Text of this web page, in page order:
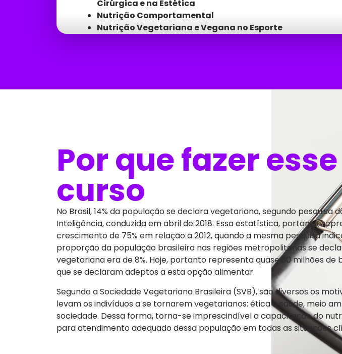
Cirúrgica e na Estética
Nutrição Comportamental
Nutrição Vegetariana e Vegana no Esporte
Adolescência
Ayurvena no Vegetarianismo/Veganismo
Nutrigenética e Nutrigenômica
Imunologia
Gastronomia Vegetariana e Vegana
Nutrição Vegetariana e Vegana no Envelhecimento e
Mulher
Estudo de Caso
Metodologia da Pesquisa
Esse Curso de Pós-graduação não possui Trabalho de
Curso conforme resolução do Ministério da Educação (1/
publicada em 06/04/2018
Por que fazer esse
curso
No Brasil, 14% da população se declara vegetariana, segundo pesquisa
Inteligência, conduzida em abril de 2018. Essa estatística, portanto,
crescimento de 75% em relação a 2012, quando a mesma pesquisa
proporção da população brasileira nas regiões metropolitanas se
vegetariana era de 8%. Hoje, portanto representa quase 30 milhões de
que se declaram adeptos a esta opção alimentar.
Segundo a Sociedade Vegetariana Brasileira (SVB), são diversos os
levam os indivíduos a se tornarem vegetarianos: ética e saúde, meio
sociedade. Dessa forma, torna-se imprescindível a capacitação do
para atendimento adequado dessa população em todas as situações